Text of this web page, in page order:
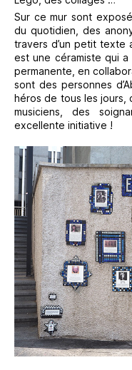
Sur ce mur sont
du quotidien, des
travers d’un petit texte
est une céramiste qui
permanente, en
sont des personnes
héros de tous les jours,
musiciens, des
excellente initiative !